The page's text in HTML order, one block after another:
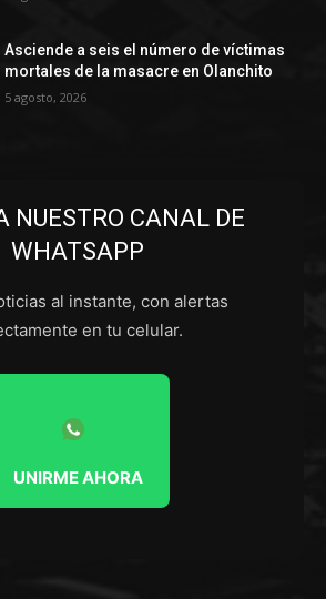
Asciende a seis el número de víctimas
mortales de la masacre en Olanchito
5 agosto, 2026
NUESTRO CANAL DE
WHATSAPP
al instante, con alertas
en tu celular.
UNIRME AHORA